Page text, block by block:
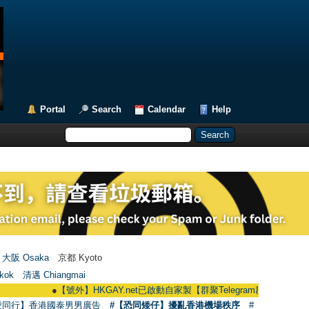
Portal Search Calendar Help
大阪 Osaka 京都 Kyoto
清邁 Chiangmai
【號外】HKGAY.net已啟動自家製【群聚Telegram群組】
同行】香港國泰男男廣告
#【恐同矮仔】擾亂香港機場秩序 #